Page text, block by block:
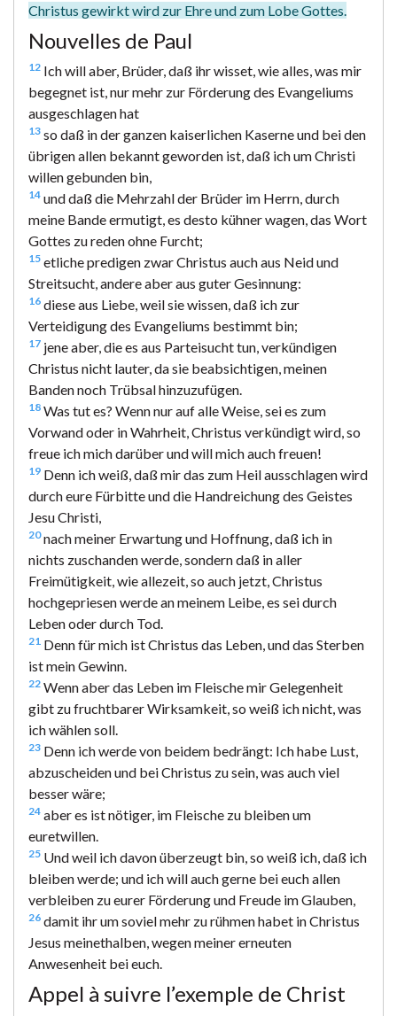
Christus gewirkt wird zur Ehre und zum Lobe Gottes.
Nouvelles de Paul
12 Ich will aber, Brüder, daß ihr wisset, wie alles, was mir
begegnet ist, nur mehr zur Förderung des Evangeliums
ausgeschlagen hat
13 so daß in der ganzen kaiserlichen Kaserne und bei den
übrigen allen bekannt geworden ist, daß ich um Christi
willen gebunden bin,
14 und daß die Mehrzahl der Brüder im Herrn, durch
meine Bande ermutigt, es desto kühner wagen, das Wort
Gottes zu reden ohne Furcht;
15 etliche predigen zwar Christus auch aus Neid und
Streitsucht, andere aber aus guter Gesinnung:
16 diese aus Liebe, weil sie wissen, daß ich zur
Verteidigung des Evangeliums bestimmt bin;
17 jene aber, die es aus Parteisucht tun, verkündigen
Christus nicht lauter, da sie beabsichtigen, meinen
Banden noch Trübsal hinzuzufügen.
18 Was tut es? Wenn nur auf alle Weise, sei es zum
Vorwand oder in Wahrheit, Christus verkündigt wird, so
freue ich mich darüber und will mich auch freuen!
19 Denn ich weiß, daß mir das zum Heil ausschlagen wird
durch eure Fürbitte und die Handreichung des Geistes
Jesu Christi,
20nach meiner Erwartung und Hoffnung, daß ich in
nichts zuschanden werde, sondern daß in aller
Freimütigkeit, wie allezeit, so auch jetzt, Christus
hochgepriesen werde an meinem Leibe, es sei durch
Leben oder durch Tod.
21 Denn für mich ist Christus das Leben, und das Sterben
ist mein Gewinn.
22 Wenn aber das Leben im Fleische mir Gelegenheit
gibt zu fruchtbarer Wirksamkeit, so weiß ich nicht, was
ich wählen soll.
23 Denn ich werde von beidem bedrängt: Ich habe Lust,
abzuscheiden und bei Christus zu sein, was auch viel
besser wäre;
24 aber es ist nötiger, im Fleische zu bleiben um
euretwillen.
25 Und weil ich davon überzeugt bin, so weiß ich, daß ich
bleiben werde; und ich will auch gerne bei euch allen
verbleiben zu eurer Förderung und Freude im Glauben,
26 damit ihr um soviel mehr zu rühmen habet in Christus
Jesus meinethalben, wegen meiner erneuten
Anwesenheit bei euch.
Appel à suivre l’exemple de Christ